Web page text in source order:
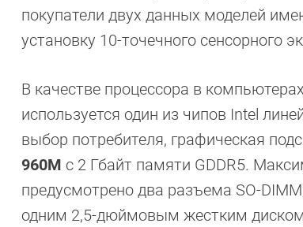
покупатели двух данных моделей
установку 10-точечного сенсорного
В качестве процессора в
используется один из чипов Intel
выбор потребителя, графическая
960M с 2 Гбайт памяти GDDR5.
предусмотрено два разъема SO-
одним 2,5-дюймовым жестким диском